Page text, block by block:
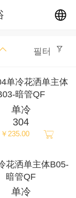
繁体
日本語
Español
필터
单冷花洒单主体
暗管QF
单冷
304
￥235.00
花洒单主体B05-
暗管QF
单冷